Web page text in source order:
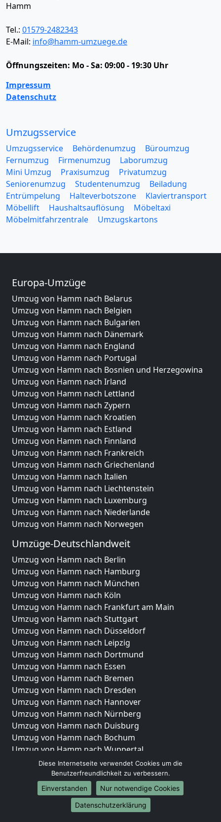
Hamm
Tel.: 01579-2482343
E-Mail: info@hamm-umzuege.de
Öffnungszeiten: Mo - Sa: 09:00 - 19:30 Uhr
Impressum
Datenschutz
Umzugsservice
Umzugsservice Behördenumzug
Büroumzug
Fernumzug
Firmenumzug
Laborumzug
Mini Umzug
Praxisumzug
Privatumzug
Seniorenumzug
Studentenumzug
Beiladung
Entrümpelung
Halteverbotszone
Klaviertransport
Möbellift
Haushaltsauflösung
Möbeltaxi
Möbelmitfahrzentrale
Umzugskartons
Europa-Umzüge
Umzug von Hamm nach Belarus
Umzug von Hamm nach Belgien
Umzug von Hamm nach Bulgarien
Umzug von Hamm nach Dänemark
Umzug von Hamm nach England
Umzug von Hamm nach Portugal
Umzug von Hamm nach Bosnien und Herzegowina
Umzug von Hamm nach Irland
Umzug von Hamm nach Lettland
Umzug von Hamm nach Zypern
Umzug von Hamm nach Kroatien
Umzug von Hamm nach Estland
Umzug von Hamm nach Finnland
Umzug von Hamm nach Frankreich
Umzug von Hamm nach Griechenland
Umzug von Hamm nach Italien
Umzug von Hamm nach Liechtenstein
Umzug von Hamm nach Luxemburg
Umzug von Hamm nach Niederlande
Umzug von Hamm nach Norwegen
Umzüge-Deutschlandweit
Umzug von Hamm nach Berlin
Umzug von Hamm nach Hamburg
Umzug von Hamm nach München
Umzug von Hamm nach Köln
Umzug von Hamm nach Frankfurt am Main
Umzug von Hamm nach Stuttgart
Umzug von Hamm nach Düsseldorf
Umzug von Hamm nach Leipzig
Umzug von Hamm nach Dortmund
Umzug von Hamm nach Essen
Umzug von Hamm nach Bremen
Umzug von Hamm nach Dresden
Umzug von Hamm nach Hannover
Umzug von Hamm nach Nürnberg
Umzug von Hamm nach Duisburg
Umzug von Hamm nach Bochum
Umzug von Hamm nach Wuppertal
Umzug von Hamm nach Bielefeld
Umzug von Hamm nach Bonn
Umzug von Hamm nach Münster
Internationale-Umzüge
Diese Internetseite verwendet Cookies um die
Benutzerfreundlichkeit zu verbessern.
Einverstanden
Nur notwendige Cookies
Datenschutzerklärung